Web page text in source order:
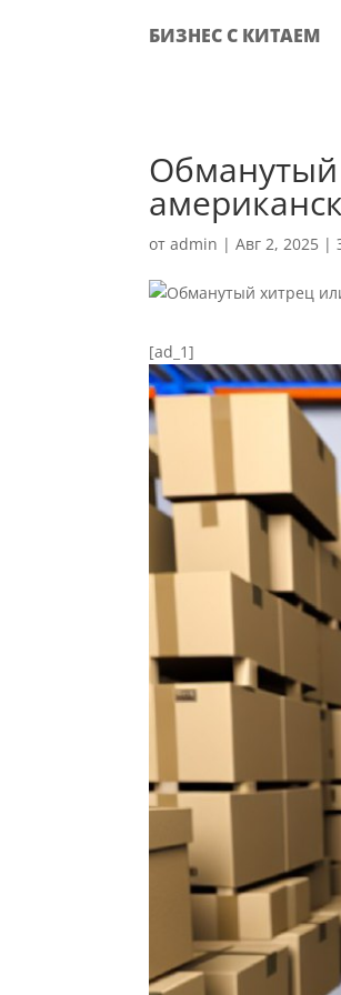
БИЗНЕС С КИТАЕМ
Обманутый
отadmin |Авг 2, 2025 |
[ad_1]